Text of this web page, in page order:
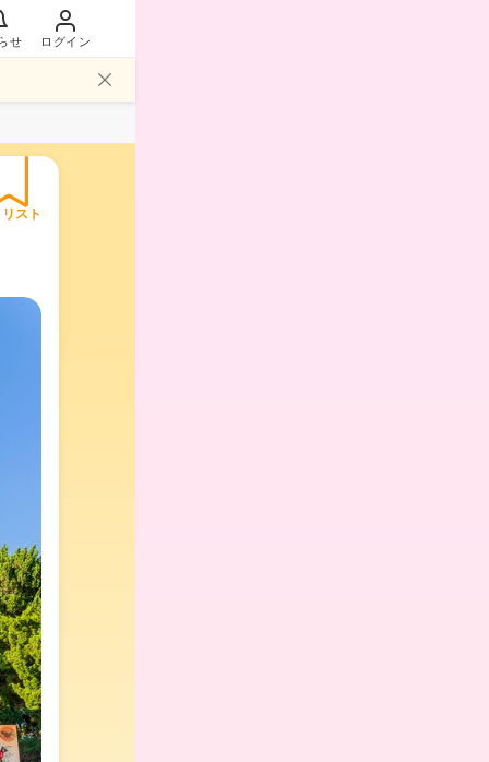
せ ログイン
スト